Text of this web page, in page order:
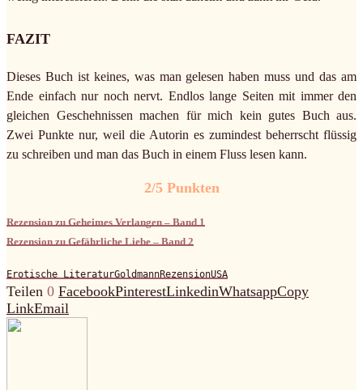
FAZIT
Dieses Buch ist keines, was man gelesen haben muss und das am
Ende einfach nur noch nervt. Endlos lange Seiten mit immer den
gleichen Geschehnissen machen für mich kein gutes Buch aus.
Zwei Punkte nur, weil die Autorin es zumindest beherrscht flüssig
zu schreiben und man das Buch in einem Fluss lesen kann.
2/5 Punkten
Rezension zu Geheimes Verlangen – Band 1
Rezension zu Gefährliche Liebe – Band 2
Erotische LiteraturGoldmannRezensionUSA
Teilen 0 FacebookPinterestLinkedinWhatsappCopy
LinkEmail